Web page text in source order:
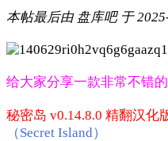
本帖最后由 盘库吧 于
给大家分享一款非常不错
秘密岛 v0.14.8.0 精翻汉化
（Secret Island）